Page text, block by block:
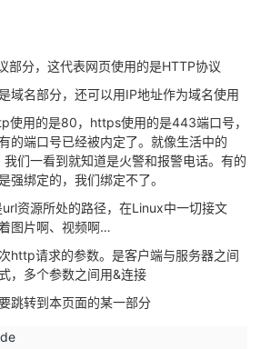
部分，这代表网页使用的是HTTP协议
域名部分，还可以用IP地址作为域名使用
使用的是80，https使用的是443端口号，
的端口号已经被内定了。就像生活中的
我们一看到就知道是火警和报警电话。有的
强绑定的，我们绑定不了。
资源所处的路径，在Linux中一切接文
图片啊、视频啊…
http请求的参数。是客户端与服务器之间
，多个参数之间用&连接
跳转到本页面的某一部分